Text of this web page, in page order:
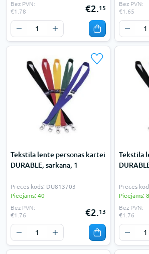
Bez PVN:
€1.78
€2.15
Bez PVN:
€1.65
Tekstila lente personas kartei
DURABLE, sarkana, 1
Preces kods: DU813703
Pieejams: 40
Bez PVN:
€1.76
€2.13
Tekstila
Preces
Pieejams:
Bez PVN:
€1.76